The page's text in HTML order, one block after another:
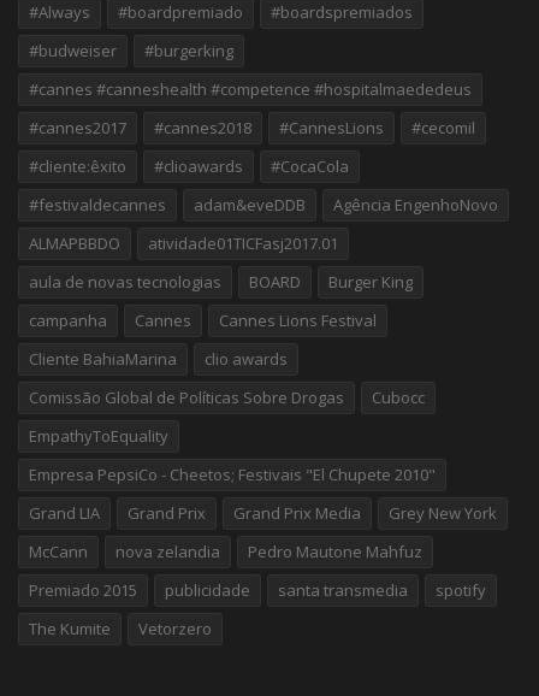
#Always
#boardpremiado
#boardspremiados
#budweiser
#burgerking
#cannes #canneshealth #competence #hospitalmaededeus
#cannes2017
#cannes2018 #CannesLions
#cecomil
#cliente:êxito
#clioawards
#CocaCola
#festivaldecannes
adam&eveDDB
Agência EngenhoNovo
ALMAPBBDO
atividade01TICFasj2017.01
aula de novas tecnologias
BOARD
Burger King
campanha
Cannes
Cannes Lions Festival
Cliente BahiaMarina
clio awards
Comissão Global de Políticas Sobre Drogas
Cubocc
EmpathyToEquality
Empresa PepsiCo - Cheetos; Festivais "El Chupete 2010"
Grand LIA
Grand Prix Grand Prix Media
Grey New York
McCann
nova zelandia
Pedro Mautone Mahfuz
Premiado 2015
publicidade santa transmedia
spotify
The Kumite
Vetorzero